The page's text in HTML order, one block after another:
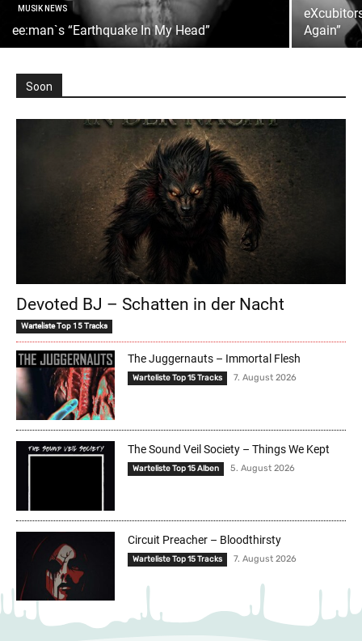
MUSIK NEWS
ee:man`s “Earthquake In My Head”
Again”
Soon
Devoted BJ – Schatten in der Nacht
Warteliste Top 15 Tracks
The Juggernauts – Immortal Flesh
Warteliste Top 15 Tracks 7. August 2026
The Sound Veil Society – Things We Kept
Warteliste Top 15 Alben 5. August 2026
Circuit Preacher – Bloodthirsty
Warteliste Top 15 Tracks 7. August 2026